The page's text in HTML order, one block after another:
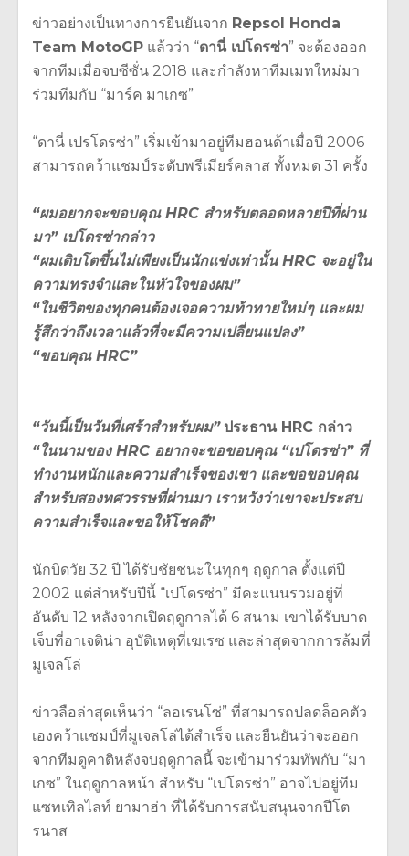
ข่าวอย่างเป็นทางการยืนยันจาก Repsol Honda
Team MotoGP แล้วว่า “ดานี่ เปโดรซ่า” จะต้องออก
จากทีมเมื่อจบซีซั่น 2018 และกำลังหาทีมเมทใหม่มา
ร่วมทีมกับ “มาร์ค มาเกซ”
“ดานี่ เปรโดรซ่า” เริ่มเข้ามาอยู่ทีมฮอนด้าเมื่อปี 2006
สามารถคว้าแชมป์ระดับพรีเมียร์คลาส ทั้งหมด 31 ครั้ง
“ผมอยากจะขอบคุณ HRC สำหรับตลอดหลายปีที่ผ่าน
มา” เปโดรซ่ากล่าว
“ผมเติบโตขึ้นไม่เพียงเป็นนักแข่งเท่านั้น HRC จะอยู่ใน
ความทรงจำและในหัวใจของผม”
“ในชีวิตของทุกคนต้องเจอความท้าทายใหม่ๆ และผม
รู้สึกว่าถึงเวลาแล้วที่จะมีความเปลี่ยนแปลง”
“ขอบคุณ HRC”
“วันนี้เป็นวันที่เศร้าสำหรับผม” ประธาน HRC กล่าว
“ในนามของ HRC อยากจะขอขอบคุณ “เปโดรซ่า” ที่
ทำงานหนักและความสำเร็จของเขา และขอขอบคุณ
สำหรับสองทศวรรษที่ผ่านมา เราหวังว่าเขาจะประสบ
ความสำเร็จและขอให้โชคดี”
นักบิดวัย 32 ปี ได้รับชัยชนะในทุกๆ ฤดูกาล ตั้งแต่ปี
2002 แต่สำหรับปีนี้ “เปโดรซ่า” มีคะแนนรวมอยู่ที่
อันดับ 12 หลังจากเปิดฤดูกาลได้ 6 สนาม เขาได้รับบาด
เจ็บที่อาเจติน่า อุบัติเหตุที่เฆเรซ และล่าสุดจากการล้มที่
มูเจลโล่
ข่าวลือล่าสุดเห็นว่า “ลอเรนโซ่” ที่สามารถปลดล็อคตัว
เองคว้าแชมป์ที่มูเจลโล่ได้สำเร็จ และยืนยันว่าจะออก
จากทีมดูคาติหลังจบฤดูกาลนี้ จะเข้ามาร่วมทัพกับ “มา
เกซ” ในฤดูกาลหน้า สำหรับ “เปโดรซ่า” อาจไปอยู่ทีม
แซทเทิลไลท์ ยามาฮ่า ที่ได้รับการสนับสนุนจากปีโต
รนาส